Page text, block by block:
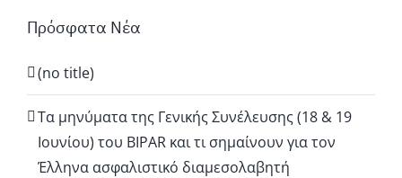
Πρόσφατα Νέα
(no title)
Τα μηνύματα της Γενικής Συνέλευσης (18 & 19
Ιουνίου) του BIPAR και τι σημαίνουν για τον
Έλληνα ασφαλιστικό διαμεσολαβητή